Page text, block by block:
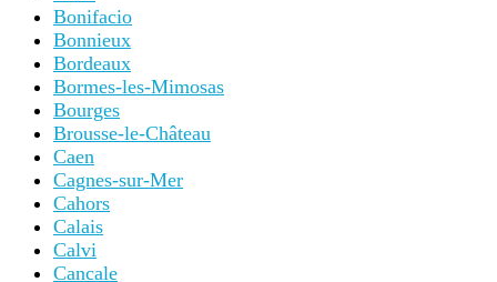
Bonifacio
Bonnieux
Bordeaux
Bormes-les-Mimosas
Bourges
Brousse-le-Château
Caen
Cagnes-sur-Mer
Cahors
Calais
Calvi
Cancale